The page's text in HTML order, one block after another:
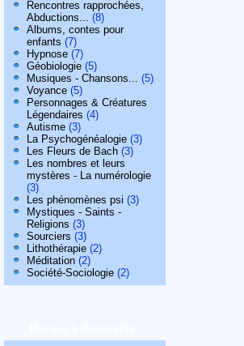
Rencontres rapprochées,
Abductions... (8)
Albums, contes pour
enfants (7)
Hypnose (7)
Géobiologie (5)
Musiques - Chansons... (5)
Voyance (5)
Personnages & Créatures
Légendaires (4)
Autisme (3)
La Psychogénéalogie (3)
Les Fleurs de Bach (3)
Les nombres et leurs
mystères - La numérologie
(3)
Les phénomènes psi (3)
Mystiques - Saints -
Religions (3)
Sourciers (3)
Lithothérapie (2)
Méditation (2)
Société-Sociologie (2)